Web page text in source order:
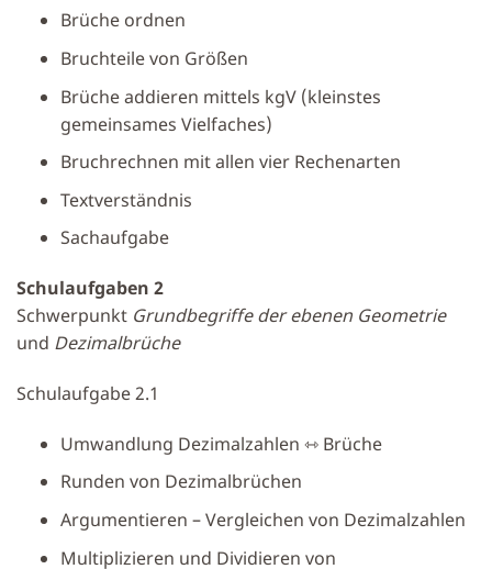
Brüche ordnen
Bruchteile von Größen
Brüche addieren mittels kgV (kleinstes
gemeinsames Vielfaches)
Bruchrechnen mit allen vier Rechenarten
Textverständnis
Sachaufgabe
Schulaufgaben 2
Schwerpunkt Grundbegriffe der ebenen Geometrie
und Dezimalbrüche
Schulaufgabe 2.1
Umwandlung Dezimalzahlen ⇿ Brüche
Runden von Dezimalbrüchen
Argumentieren – Vergleichen von Dezimalzahlen
Multiplizieren und Dividieren von